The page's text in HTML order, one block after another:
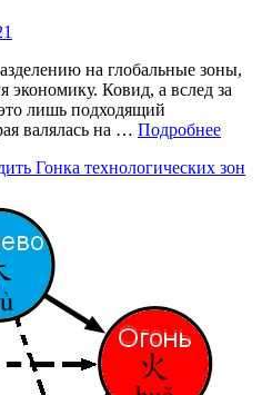
на глобальные зоны,
экономику. Ковид, а вслед за
лишь подходящий
валялась на … Подробнее
Гонка технологических зон